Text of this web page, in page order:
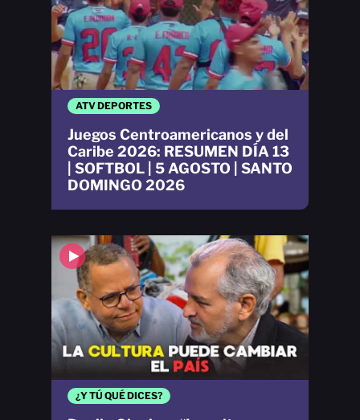
ATV DEPORTES
Juegos Centroamericanos y del
Caribe 2026: RESUMEN DÍA 13
| SOFTBOL | 5 AGOSTO | SANTO
DOMINGO 2026
¿Y TÚ QUÉ DICES?